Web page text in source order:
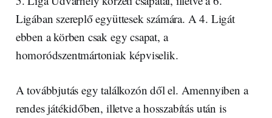
Ligában szereplő együttesek számára. A 4. Ligát
ebben a körben csak egy csapat, a
homoródszentmártoniak képviselik.
A továbbjutás egy találkozón dől el. Amennyiben a
rendes játékidőben, illetve a hosszabítás után is